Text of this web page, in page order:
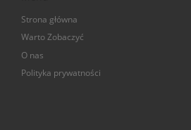
Strona główna
Warto Zobaczyć
O nas
Polityka prywatności